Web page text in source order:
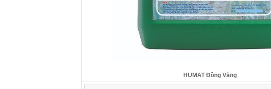
HUMAT Đồng Vàng